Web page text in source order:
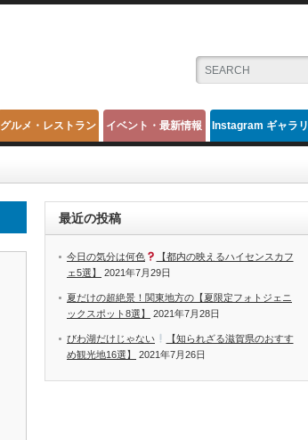
グルメ・レストラン イベント・最新情報 Instagram ギャラリ
最近の投稿
今日の気分は何色
【都内の映えるハイセンスカフ
ェ5選】
2021年7月29日
夏だけの超絶景！関東地方の【夏限定フォトジェニ
ックスポット8選】
2021年7月28日
びわ湖だけじゃない
【知られざる滋賀県のおすす
め観光地16選】
2021年7月26日